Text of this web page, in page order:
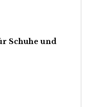
Schuhe und